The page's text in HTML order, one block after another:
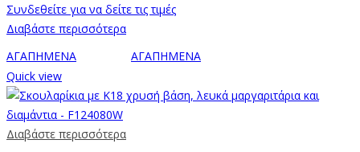
Συνδεθείτε για να δείτε τις τιμές
Διαβάστε περισσότερα
ΑΓΑΠΗΜΕΝΑ
ΑΓΑΠΗΜΕΝΑ
Quick view
Διαβάστε περισσότερα